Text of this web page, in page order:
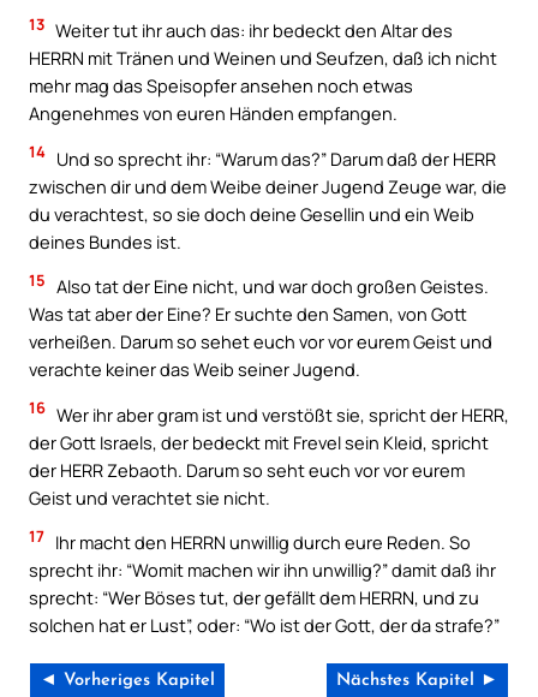
13 Weiter tut ihr auch das: ihr bedeckt den Altar des
HERRN mit Tränen und Weinen und Seufzen, daß ich nicht
mehr mag das Speisopfer ansehen noch etwas
Angenehmes von euren Händen empfangen.
14 Und so sprecht ihr: “Warum das?” Darum daß der HERR
zwischen dir und dem Weibe deiner Jugend Zeuge war, die
du verachtest, so sie doch deine Gesellin und ein Weib
deines Bundes ist.
15 Also tat der Eine nicht, und war doch großen Geistes.
Was tat aber der Eine? Er suchte den Samen, von Gott
verheißen. Darum so sehet euch vor vor eurem Geist und
verachte keiner das Weib seiner Jugend.
16 Wer ihr aber gram ist und verstößt sie, spricht der HERR,
der Gott Israels, der bedeckt mit Frevel sein Kleid, spricht
der HERR Zebaoth. Darum so seht euch vor vor eurem
Geist und verachtet sie nicht.
17 Ihr macht den HERRN unwillig durch eure Reden. So
sprecht ihr: “Womit machen wir ihn unwillig?” damit daß ihr
sprecht: “Wer Böses tut, der gefällt dem HERRN, und zu
solchen hat er Lust”, oder: “Wo ist der Gott, der da strafe?”
◄ Vorheriges Kapitel Nächstes Kapitel ►